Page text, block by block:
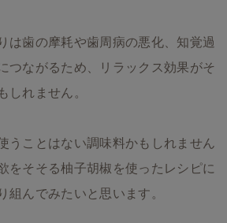
は歯の摩耗や歯周病の悪化、知覚過
つながるため、リラックス効果がそ
しれません。
うことはない調味料かもしれません
をそそる柚子胡椒を使ったレシピに
組んでみたいと思います。